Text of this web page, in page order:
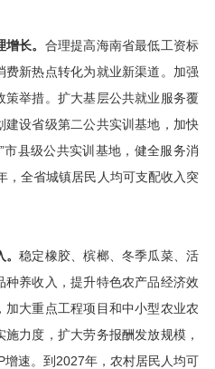
长。 合理提高海南省最低工资标
新热点转化为就业新渠道。加强
策举措。扩大基层公共就业服务覆
设省级第二公共实训基地，加快
市县级公共实训基地，健全服务消
，全省城镇居民人均可支配收入突
。稳定橡胶、槟榔、冬季瓜菜、活
养收入，提升特色农产品经济效
大重点工程项目和中小型农业农
力度，扩大劳务报酬发放规模，
速。到2027年，农村居民人均可